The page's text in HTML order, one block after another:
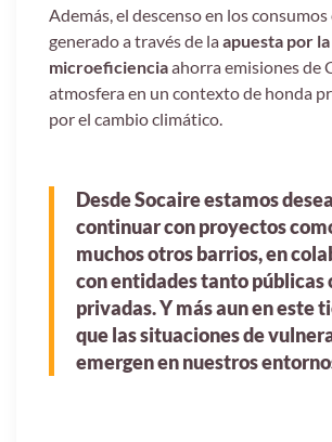
Además, el descenso en los
generado a través de laapuesta por la
microeficienciaahorra emisiones de
atmosfera en un contexto de honda
por el cambio climático.
Desde Socaire estamos
continuar con proyectos
muchos otros barrios, en
con entidades tanto públicas
privadas. Y más aun en este
que las situaciones de
emergen en nuestros